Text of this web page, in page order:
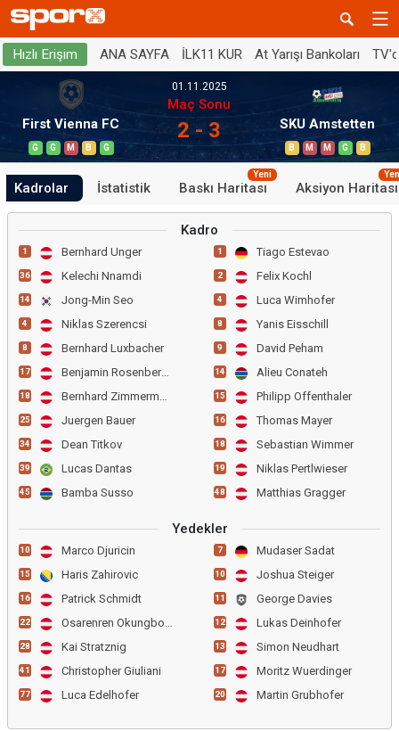
Hızlı Erişim ANA SAYFA İLK11 KUR At Yarışı Bankoları
First Vienna FC
G G M B G
01.11.2025
Maç Sonu
2 - 3 SKU Amstetten
B M M G B
Kadrolar İstatistik Baskı Haritası
Yeni
Aksiyon Haritası
Kadro
1 Bernhard Unger
36 Kelechi Nnamdi
14 Jong-Min Seo
4 Niklas Szerencsi
8 Bernhard Luxbacher
17 Benjamin Rosenberger
18 Bernhard Zimmermann
25 Juergen Bauer
34 Dean Titkov
39 Lucas Dantas
45 Bamba Susso
1 Tiago Estevao
2 Felix Kochl
4 Luca Wimhofer
8 Yanis Eisschill
9 David Peham
14 Alieu Conateh
15 Philipp Offenthaler
16 Thomas Mayer
18 Sebastian Wimmer
19 Niklas Pertlwieser
48 Matthias Gragger
Yedekler
10 Marco Djuricin
15 Haris Zahirovic
16 Patrick Schmidt
22 Osarenren Okungbowa
28 Kai Stratznig
41 Christopher Giuliani
77 Luca Edelhofer
7 Mudaser Sadat
10 Joshua Steiger
11 George Davies
12 Lukas Deinhofer
13 Simon Neudhart
17 Moritz Wuerdinger
20 Martin Grubhofer